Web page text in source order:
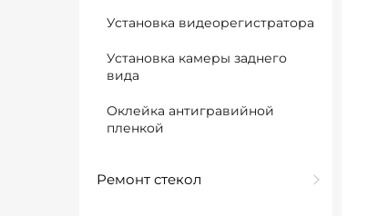
Установка видеорегистратора
Установка камеры заднего
вида
Оклейка антигравийной
пленкой
Ремонт стекол